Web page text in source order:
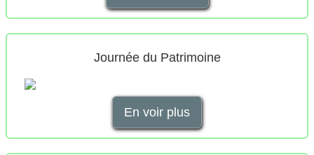
Journée du Patrimoine
En voir plus